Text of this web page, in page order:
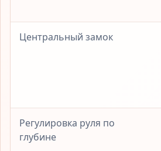
Центральный замок
Регулировка руля по
глубине